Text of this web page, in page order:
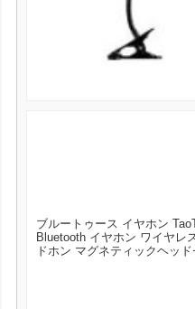
ブルートゥース イヤホン
Bluetooth イヤホン ワイヤレ
ドホン マグネティックヘッド